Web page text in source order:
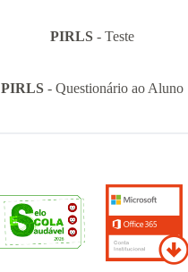
PIRLS - Teste
PIRLS - Questionário ao Aluno